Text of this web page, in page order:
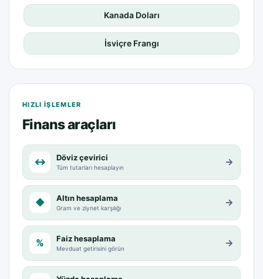
Kanada Doları
İsviçre Frangı
HIZLI IŞLEMLER
Finans araçları
↔ Döviz çevirici
Tüm tutarları hesaplayın →
◆ Altın hesaplama
Gram ve ziynet karşılığı →
% Faiz hesaplama
Mevduat getirisini görün →